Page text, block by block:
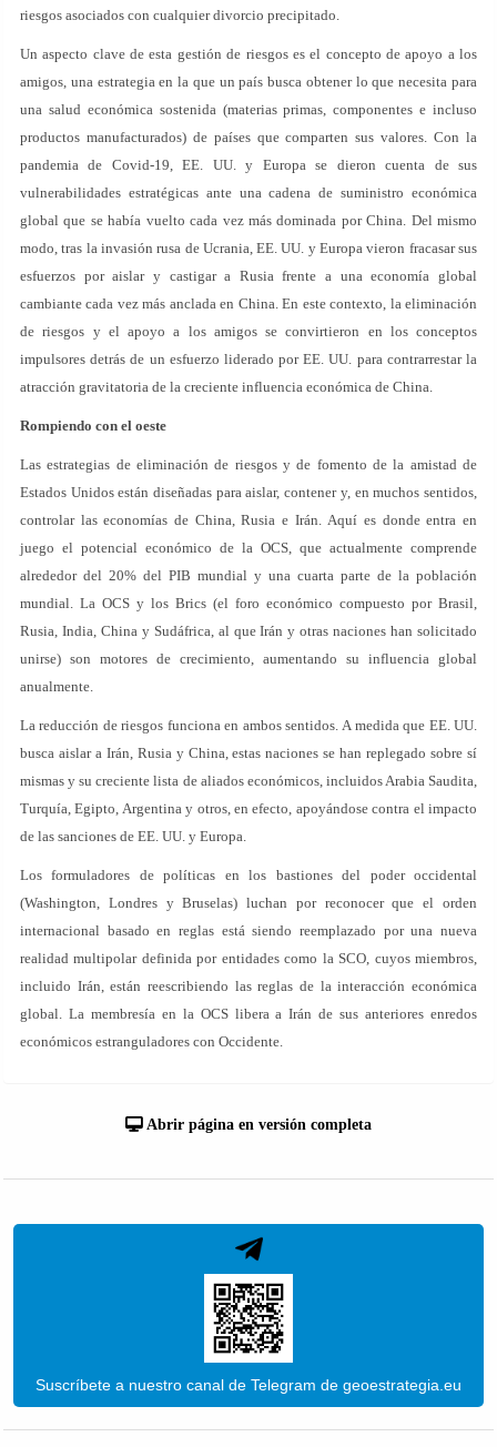
riesgos asociados con cualquier divorcio precipitado.
Un aspecto clave de esta gestión de riesgos es el concepto de apoyo a los
amigos, una estrategia en la que un país busca obtener lo que necesita para
una salud económica sostenida (materias primas, componentes e incluso
productos manufacturados) de países que comparten sus valores. Con la
pandemia de Covid-19, EE. UU. y Europa se dieron cuenta de sus
vulnerabilidades estratégicas ante una cadena de suministro económica
global que se había vuelto cada vez más dominada por China. Del mismo
modo, tras la invasión rusa de Ucrania, EE. UU. y Europa vieron fracasar sus
esfuerzos por aislar y castigar a Rusia frente a una economía global
cambiante cada vez más anclada en China. En este contexto, la eliminación
de riesgos y el apoyo a los amigos se convirtieron en los conceptos
impulsores detrás de un esfuerzo liderado por EE. UU. para contrarrestar la
atracción gravitatoria de la creciente influencia económica de China.
Rompiendo con el oeste
Las estrategias de eliminación de riesgos y de fomento de la amistad de
Estados Unidos están diseñadas para aislar, contener y, en muchos sentidos,
controlar las economías de China, Rusia e Irán. Aquí es donde entra en
juego el potencial económico de la OCS, que actualmente comprende
alrededor del 20% del PIB mundial y una cuarta parte de la población
mundial. La OCS y los Brics (el foro económico compuesto por Brasil,
Rusia, India, China y Sudáfrica, al que Irán y otras naciones han solicitado
unirse) son motores de crecimiento, aumentando su influencia global
anualmente.
La reducción de riesgos funciona en ambos sentidos. A medida que EE. UU.
busca aislar a Irán, Rusia y China, estas naciones se han replegado sobre sí
mismas y su creciente lista de aliados económicos, incluidos Arabia Saudita,
Turquía, Egipto, Argentina y otros, en efecto, apoyándose contra el impacto
de las sanciones de EE. UU. y Europa.
Los formuladores de políticas en los bastiones del poder occidental
(Washington, Londres y Bruselas) luchan por reconocer que el orden
internacional basado en reglas está siendo reemplazado por una nueva
realidad multipolar definida por entidades como la SCO, cuyos miembros,
incluido Irán, están reescribiendo las reglas de la interacción económica
global. La membresía en la OCS libera a Irán de sus anteriores enredos
económicos estranguladores con Occidente.
Abrir página en versión completa
Suscríbete a nuestro canal de Telegram de geoestrategia.eu